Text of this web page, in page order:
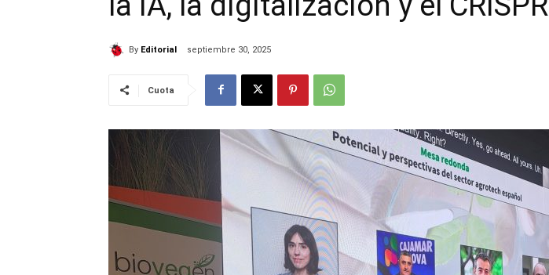
By Editorial septiembre 30, 2025
Cuota